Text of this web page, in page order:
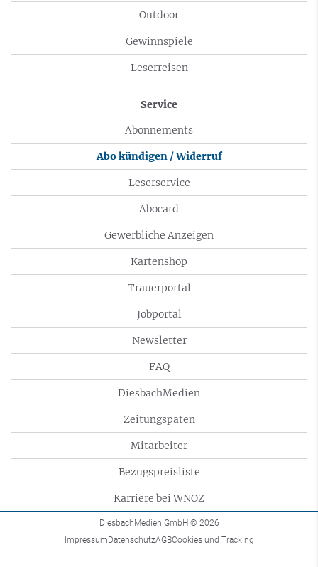
Outdoor
Gewinnspiele
Leserreisen
Service
Abonnements
Abo kündigen / Widerruf
Leserservice
Abocard
Gewerbliche Anzeigen
Kartenshop
Trauerportal
Jobportal
Newsletter
FAQ
DiesbachMedien
Zeitungspaten
Mitarbeiter
Bezugspreisliste
Karriere bei WNOZ
DiesbachMedien GmbH © 2026
ImpressumDatenschutzAGBCookies und Tracking